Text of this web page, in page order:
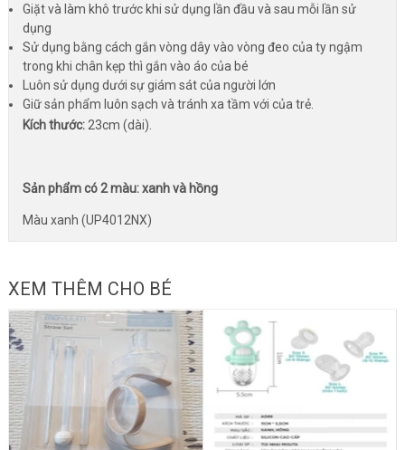
Giặt và làm khô trước khi sử dụng lần đầu và sau mỗi lần sử
dụng
Sử dụng bằng cách gắn vòng dây vào vòng đeo của ty ngậm
trong khi chân kẹp thì gắn vào áo của bé
Luôn sử dụng dưới sự giám sát của người lớn
Giữ sản phẩm luôn sạch và tránh xa tầm với của trẻ.
Kích thước: 23cm (dài).
Sản phẩm có 2 màu: xanh và hồng
Màu xanh (UP4012NX)
XEM THÊM CHO BÉ